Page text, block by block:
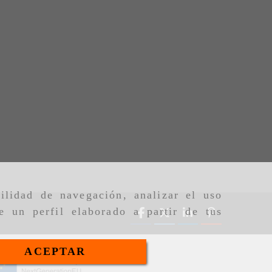
de navegación, analizar el uso
un perfil elaborado a partir de tus
ACEPTAR